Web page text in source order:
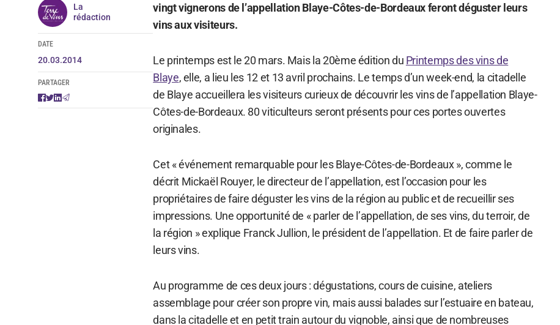
La
rédaction
DATE
20.03.2014
PARTAGER
vingt vignerons de l’appellation Blaye-Côtes-de-Bordeaux feront déguster leurs
vins aux visiteurs.
Le printemps est le 20 mars. Mais la 20ème édition du Printemps des vins de
Blaye, elle, a lieu les 12 et 13 avril prochains. Le temps d’un week-end, la citadelle
de Blaye accueillera les visiteurs curieux de découvrir les vins de l’appellation Blaye-
Côtes-de-Bordeaux. 80 viticulteurs seront présents pour ces portes ouvertes
originales.
Cet « événement remarquable pour les Blaye-Côtes-de-Bordeaux », comme le
décrit Mickaël Rouyer, le directeur de l’appellation, est l’occasion pour les
propriétaires de faire déguster les vins de la région au public et de recueillir ses
impressions. Une opportunité de « parler de l’appellation, de ses vins, du terroir, de
la région » explique Franck Jullion, le président de l’appellation. Et de faire parler de
leurs vins.
Au programme de ces deux jours : dégustations, cours de cuisine, ateliers
assemblage pour créer son propre vin, mais aussi balades sur l’estuaire en bateau,
dans la citadelle et en petit train autour du vignoble, ainsi que de nombreuses